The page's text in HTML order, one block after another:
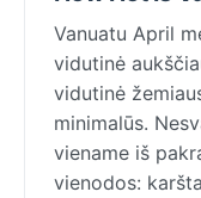
Vanuatu April
vidutinė
vidutinė
minimalūs.
viename iš
vienodos: